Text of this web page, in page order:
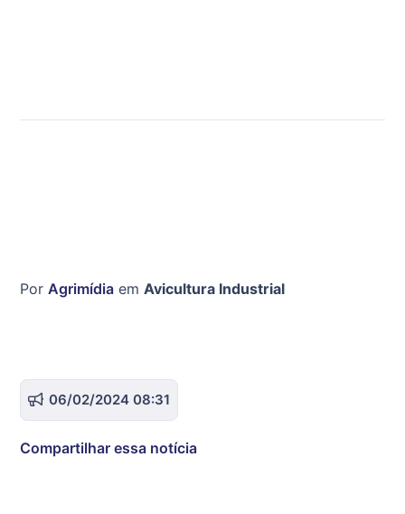
Por Agrimídia em Avicultura Industrial
06/02/2024 08:31
Compartilhar essa notícia